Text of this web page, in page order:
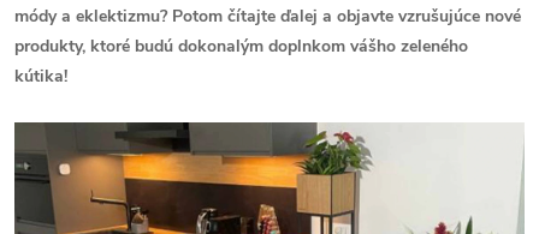
módy a eklektizmu? Potom čítajte ďalej a objavte vzrušujúce nové
produkty, ktoré budú dokonalým doplnkom vášho zeleného
kútika!